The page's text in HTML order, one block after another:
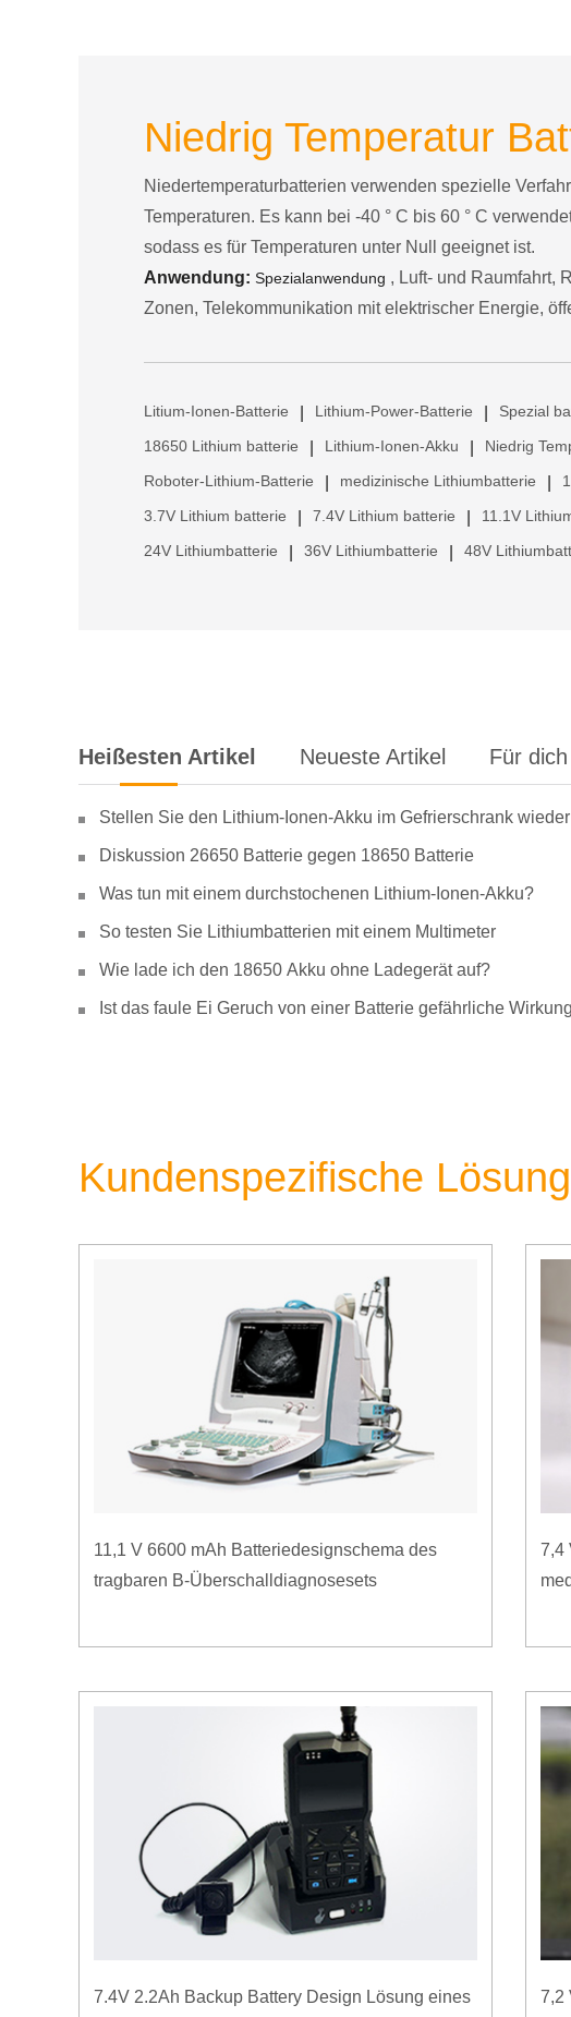
Niedrig Temperatur
Niedertemperaturbatterien verwenden spezielle
Temperaturen. Es kann bei -40 ° C bis 60 ° C
sodass es für Temperaturen unter Null geeignet ist.
Anwendung: Spezialanwendung , Luft- und Raumfahrt,
Zonen, Telekommunikation mit elektrischer Energie,
Litium-Ionen-Batterie Lithium-Power-Batterie Spezial
18650 Lithium batterie Lithium-Ionen-Akku Niedrig
Roboter-Lithium-Batterie medizinische Lithiumbatterie
3.7V Lithium batterie 7.4V Lithium batterie 11.1V
24V Lithiumbatterie 36V Lithiumbatterie 48V
Heißesten Artikel Neueste Artikel Für
Stellen Sie den Lithium-Ionen-Akku im Gefrierschrank
Diskussion 26650 Batterie gegen 18650 Batterie
Was tun mit einem durchstochenen Lithium-Ionen-Akku?
So testen Sie Lithiumbatterien mit einem Multimeter
Wie lade ich den 18650 Akku ohne Ladegerät auf?
Ist das faule Ei Geruch von einer Batterie gefährliche
Kundenspezifische
11,1 V 6600 mAh Batteriedesignschema des
tragbaren B-Überschalldiagnosesets
7,4
7.4V 2.2Ah Backup Battery Design Lösung eines 7,2